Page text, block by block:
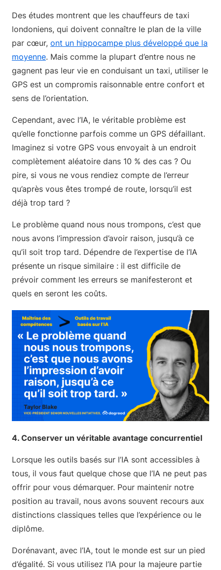
Des études montrent que les chauffeurs de taxi
londoniens, qui doivent connaître le plan de la ville
par cœur, ont un hippocampe plus développé que la
moyenne. Mais comme la plupart d’entre nous ne
gagnent pas leur vie en conduisant un taxi, utiliser le
GPS est un compromis raisonnable entre confort et
sens de l’orientation.
Cependant, avec l’IA, le véritable problème est
qu’elle fonctionne parfois comme un GPS défaillant.
Imaginez si votre GPS vous envoyait à un endroit
complètement aléatoire dans 10 % des cas ? Ou
pire, si vous ne vous rendiez compte de l’erreur
qu’après vous êtes trompé de route, lorsqu’il est
déjà trop tard ?
Le problème quand nous nous trompons, c’est que
nous avons l’impression d’avoir raison, jusqu’à ce
qu’il soit trop tard. Dépendre de l’expertise de l’IA
présente un risque similaire : il est difficile de
prévoir comment les erreurs se manifesteront et
quels en seront les coûts.
4. Conserver un véritable avantage concurrentiel
Lorsque les outils basés sur l’IA sont accessibles à
tous, il vous faut quelque chose que l’IA ne peut pas
offrir pour vous démarquer. Pour maintenir notre
position au travail, nous avons souvent recours aux
distinctions classiques telles que l’expérience ou le
diplôme.
Dorénavant, avec l’IA, tout le monde est sur un pied
d’égalité. Si vous utilisez l’IA pour la majeure partie